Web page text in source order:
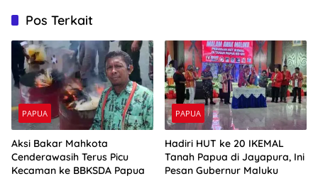
Pos Terkait
PAPUA
Aksi Bakar Mahkota
Cenderawasih Terus Picu
Kecaman ke BBKSDA Papua
PAPUA
Hadiri HUT ke 20 IKEMAL
Tanah Papua di Jayapura, Ini
Pesan Gubernur Maluku